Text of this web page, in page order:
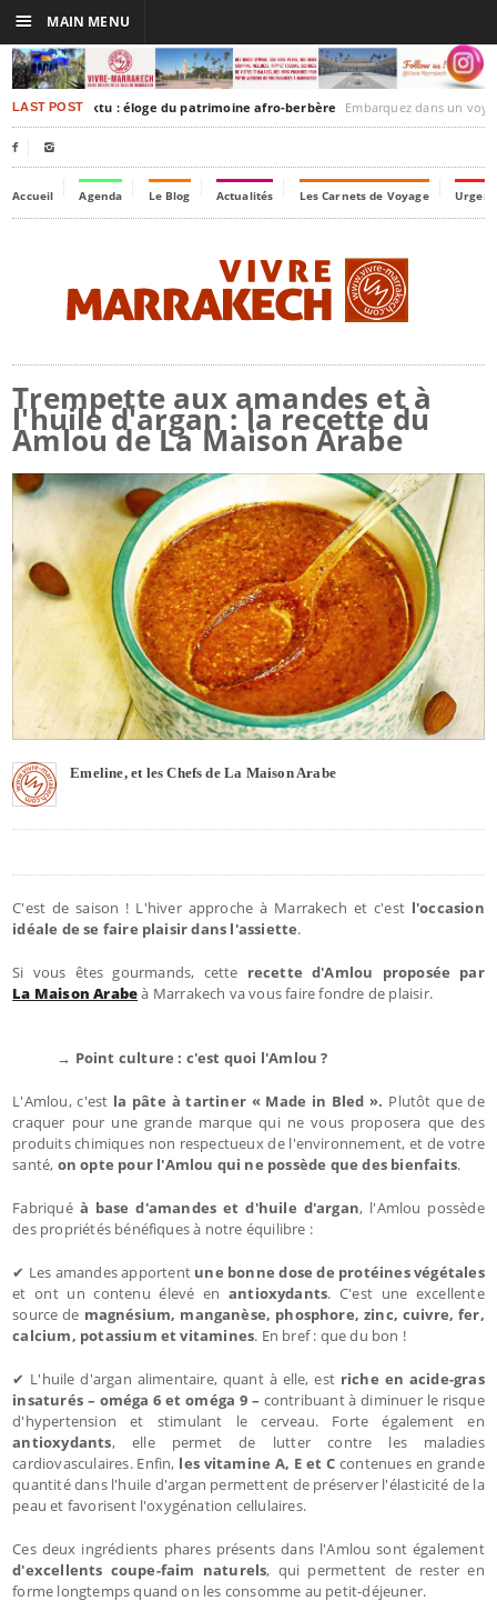
LAST POST
Timbuktu : éloge du patrimoine afro-berbère Embarquez dans un voyage culturel dans le
 
Accueil Agenda Le Blog Actualités Les Carnets de Voyage
Trempette aux amandes et à
l'huile d'argan : la recette du
Amlou de La Maison Arabe
Emeline, et les Chefs de La Maison Arabe
C'est de saison ! L'hiver approche à Marrakech et c'estl'occasion
idéale de se faire plaisir dans l'assiette.
Si vous êtes gourmands, cette recette d'Amlou proposée par
La Maison Arabeà Marrakech va vous faire fondre de plaisir.
→ Point culture : c'est quoi l'Amlou ?
L'Amlou, c'est la pâte à tartiner « Made in Bled ». Plutôt que de
craquer pour une grande marque qui ne vous proposera que des
produits chimiques non respectueux de l'environnement, et de votre
santé, on opte pour l'Amlou qui ne possède que des bienfaits.
Fabriquéà base d'amandes et d'huile d'argan, l'Amlou possède
des propriétés bénéfiques à notre équilibre :
✔ Les amandes apportent une bonne dose de protéines végétales
et ont un contenu élevé en antioxydants. C'est une excellente
source de magnésium, manganèse, phosphore, zinc, cuivre, fer,
calcium, potassium et vitamines. En bref : que du bon !
✔ L'huile d'argan alimentaire, quant à elle, est riche en acide-gras
insaturés – oméga 6 et oméga 9 – contribuant à diminuer le risque
d'hypertension et stimulant le cerveau. Forte également en
antioxydants, elle permet de lutter contre les maladies
cardiovasculaires. Enfin, les vitamine A, E et C contenues en grande
quantité dans l'huile d'argan permettent de préserver l'élasticité de la
peau et favorisent l'oxygénation cellulaires.
Ces deux ingrédients phares présents dans l'Amlou sont également
d'excellents coupe-faim naturels, qui permettent de rester en
forme longtemps quand on les consomme au petit-déjeuner.
☰ MAIN MENU